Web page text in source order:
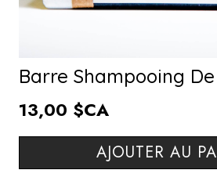
Barre Shampooing
13,00 $CA
AJOUTER AU